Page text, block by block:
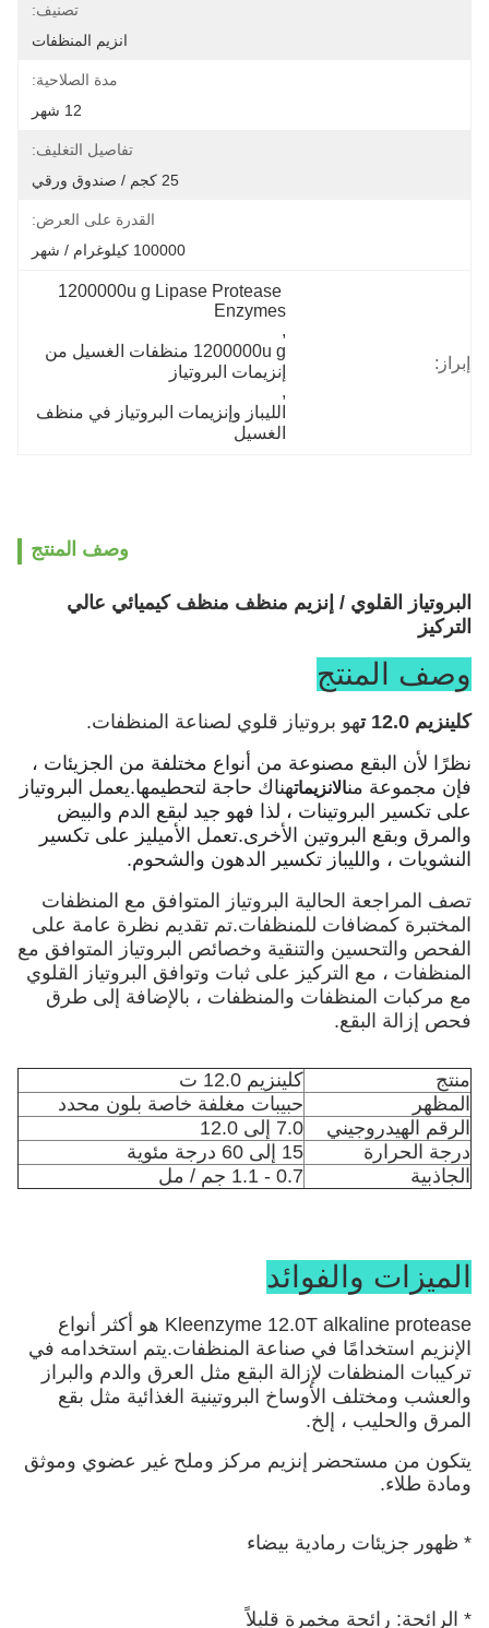
تصنيف:
انزيم المنظفات
مدة الصلاحية:
12 شهر
تفاصيل التغليف:
25 كجم / صندوق ورقي
القدرة على العرض:
100000 كيلوغرام / شهر
إبراز:
1200000u g Lipase Protease
Enzymes
,
إنزيمات البروتياز
,
الغسيل
وصف المنتج
البروتياز القلوي / إنزيم منظف منظف كيميائي عالي
التركيز
وصف المنتج
كلينزيم 12.0 ت
هو بروتياز قلوي لصناعة المنظفات.
نظرًا لأن البقع مصنوعة من أنواع مختلفة من الجزيئات ،
فإن مجموعة منالانزيماتهناك حاجة لتحطيمها.يعمل البروتياز
على تكسير البروتينات ، لذا فهو جيد لبقع الدم والبيض
والمرق وبقع البروتين الأخرى.تعمل الأميليز على تكسير
النشويات ، والليباز تكسير الدهون والشحوم.
تصف المراجعة الحالية البروتياز المتوافق مع المنظفات
المختبرة كمضافات للمنظفات.تم تقديم نظرة عامة على
الفحص والتحسين والتنقية وخصائص البروتياز المتوافق مع
المنظفات ، مع التركيز على ثبات وتوافق البروتياز القلوي
مع مركبات المنظفات والمنظفات ، بالإضافة إلى طرق
فحص إزالة البقع.
منتج
كلينزيم 12.0 ت
المظهر
حبيبات مغلفة خاصة بلون محدد
الرقم الهيدروجيني
7.0 إلى 12.0
درجة الحرارة
15 إلى 60 درجة مئوية
الجاذبية
0.7 - 1.1 جم / مل
الميزات والفوائد
المرق والحليب ، إلخ.
ومادة طلاء.
* ظهور جزيئات رمادية بيضاء
* الرائحة: رائحة مخمرة قليلاً